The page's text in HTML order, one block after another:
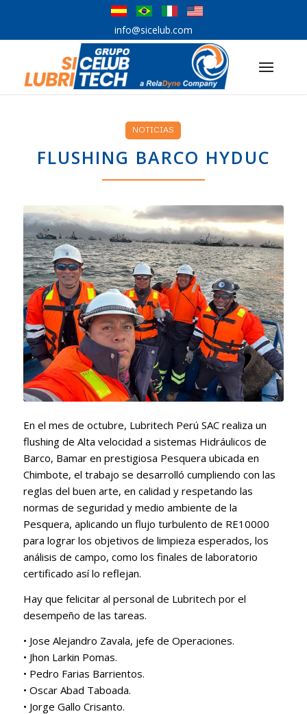
info@sicelub.com
NOTICIAS
FLUSHING BARCO HYDUC
En el mes de octubre, Lubritech Perú SAC realiza un
flushing de Alta velocidad a sistemas Hidráulicos de
Barco, Bamar en prestigiosa Pesquera ubicada en
Chimbote, el trabajo se desarrolló cumpliendo con las
reglas del buen arte, en calidad y respetando las
normas de seguridad y medio ambiente de la
Pesquera, aplicando un flujo turbulento de RE10000
para lograr los objetivos de limpieza esperados, los
análisis de campo, como los finales de laboratorio
certificado así lo reflejan.
Hay que felicitar al personal de Lubritech por el
desempeño de las tareas.
• Jose Alejandro Zavala, jefe de Operaciones.
• Jhon Larkin Pomas.
• Pedro Farias Barrientos.
• Oscar Abad Taboada.
• Jorge Gallo Crisanto.